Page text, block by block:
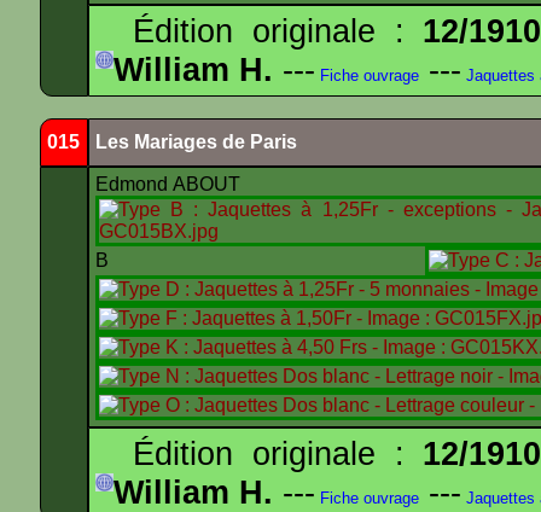
Édition originale : 12/1910
William H. --- Fiche ouvrage --- Jaquettes
015 Les Mariages de Paris
Edmond ABOUT
B
Édition originale : 12/1910
William H. --- Fiche ouvrage --- Jaquettes